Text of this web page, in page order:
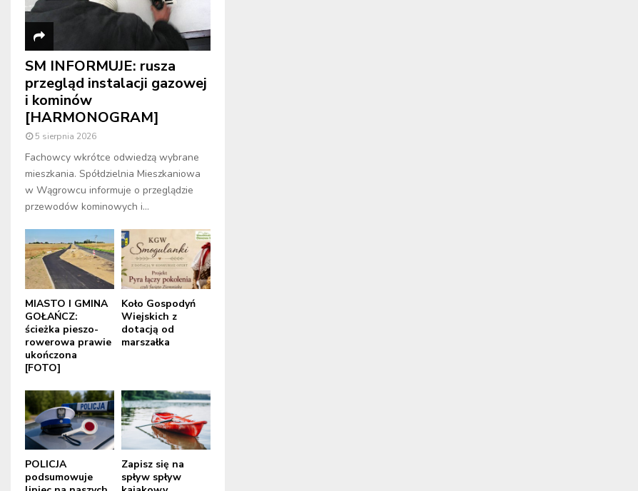
SM INFORMUJE: rusza
przegląd instalacji gazowej
i kominów
[HARMONOGRAM]
5 sierpnia 2026
Fachowcy wkrótce odwiedzą wybrane
mieszkania. Spółdzielnia Mieszkaniowa
w Wągrowcu informuje o przeglądzie
przewodów kominowych i...
MIASTO I GMINA
GOŁAŃCZ:
ścieżka pieszo-
rowerowa prawie
ukończona
[FOTO]
Koło Gospodyń
Wiejskich z
dotacją od
marszałka
POLICJA
podsumowuje
Zapisz się na
spływ spływ